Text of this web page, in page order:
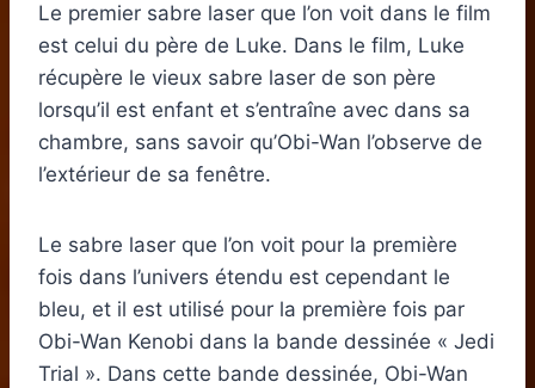
Le premier sabre laser que l’on voit dans le film
est celui du père de Luke. Dans le film, Luke
récupère le vieux sabre laser de son père
lorsqu’il est enfant et s’entraîne avec dans sa
chambre, sans savoir qu’Obi-Wan l’observe de
l’extérieur de sa fenêtre.
Le sabre laser que l’on voit pour la première
fois dans l’univers étendu est cependant le
bleu, et il est utilisé pour la première fois par
Obi-Wan Kenobi dans la bande dessinée « Jedi
Trial ». Dans cette bande dessinée, Obi-Wan